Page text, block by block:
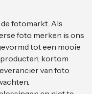
fotomarkt. Als
foto merken is ons
tot een mooie
producten, kortom
van foto